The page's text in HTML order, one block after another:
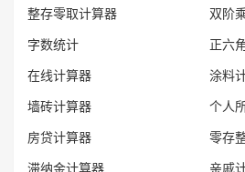
整存零取计算器
双阶
字数统计
正六
在线计算器
涂料
墙砖计算器
个人
房贷计算器
零存
滞纳金计算器
亲戚